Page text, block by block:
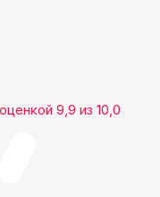
9,9 из 10,0